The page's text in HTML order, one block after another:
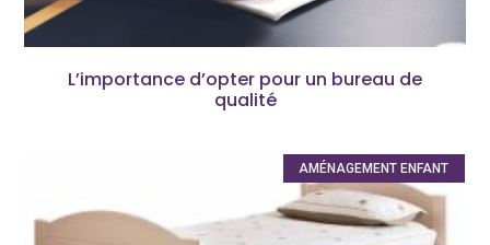
L’importance d’opter pour un bureau de
qualité
AMÉNAGEMENT ENFANT